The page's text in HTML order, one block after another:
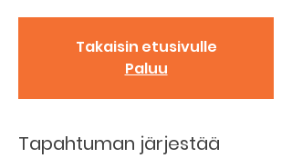
Takaisin etusivulle
Paluu
Tapahtuman järjestää